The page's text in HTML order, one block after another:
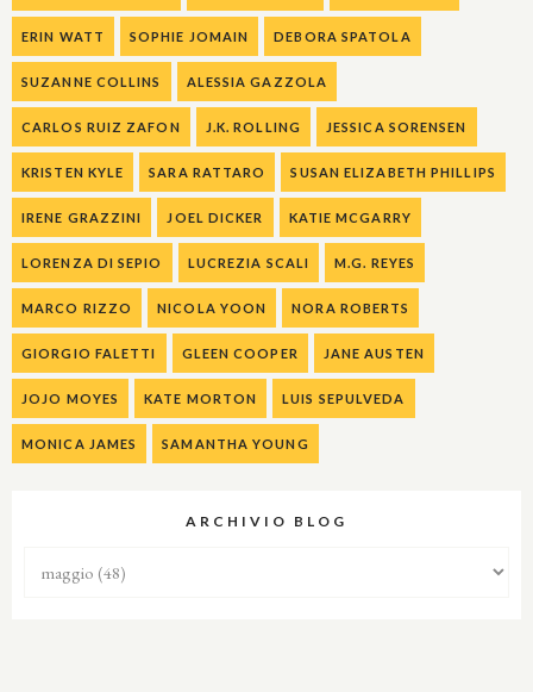
ERIN WATT SOPHIE JOMAIN DEBORA SPATOLA
SUZANNE COLLINS ALESSIA GAZZOLA
CARLOS RUIZ ZAFON J.K. ROLLING JESSICA SORENSEN
KRISTEN KYLE SARA RATTARO SUSAN ELIZABETH PHILLIPS
IRENE GRAZZINI JOEL DICKER KATIE MCGARRY
LORENZA DI SEPIO LUCREZIA SCALI M.G. REYES
MARCO RIZZO NICOLA YOON NORA ROBERTS
GIORGIO FALETTI GLEEN COOPER JANE AUSTEN
JOJO MOYES KATE MORTON LUIS SEPULVEDA
MONICA JAMES SAMANTHA YOUNG
ARCHIVIO BLOG